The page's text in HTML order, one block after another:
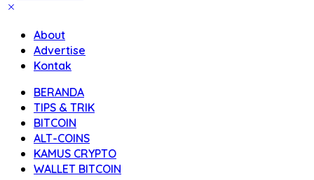
About
Advertise
Kontak
BERANDA
TIPS & TRIK
BITCOIN
ALT-COINS
KAMUS CRYPTO
WALLET BITCOIN